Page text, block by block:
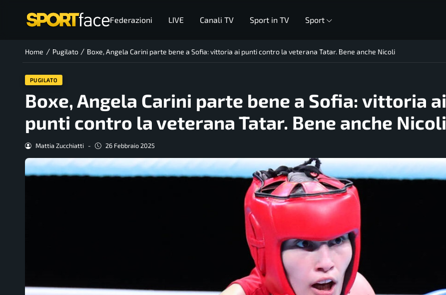
Federazioni LIVE Canali TV Sport in TV Sport
Home / Pugilato / Boxe, Angela Carini parte bene a Sofia: vittoria ai punti contro la veterana Tatar. Bene anche Nicoli
PUGILATO
Boxe, Angela Carini parte bene a Sofia: vittoria ai
punti contro la veterana Tatar. Bene anche Nicoli
Mattia Zucchiatti - 26 Febbraio 2025